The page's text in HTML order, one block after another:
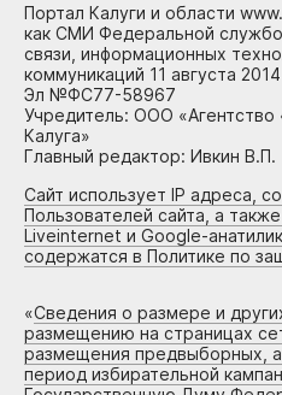
Портал Калуги и области
как СМИ Федеральной
связи, информационных
коммуникаций 11 августа
Эл №ФС77-58967
Учредитель: ООО «Агентство
Калуга»
Главный редактор: Ивкин В.П.
Сайт использует IP адреса,
Пользователей сайта, а
Liveinternet и Google-
содержатся в Политике по
«Сведения о размере и
размещению на страницах
размещения предвыборных,
период избирательной